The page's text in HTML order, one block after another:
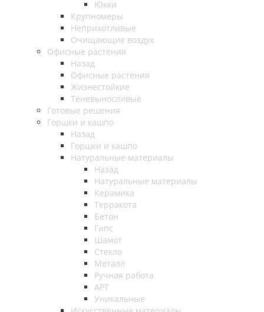
Юкки
Крупномеры
Неприхотливые
Очищающие воздух
Офисные растения
Назад
Офисные растения
Жизнестойкие
Теневыносливые
Готовые решения
Горшки и кашпо
Назад
Горшки и кашпо
Натуральные материалы
Назад
Натуральные материалы
Керамика
Терракота
Бетон
Гипс
Шамот
Стекло
Металл
Ручная работа
АРТ
Уникальные